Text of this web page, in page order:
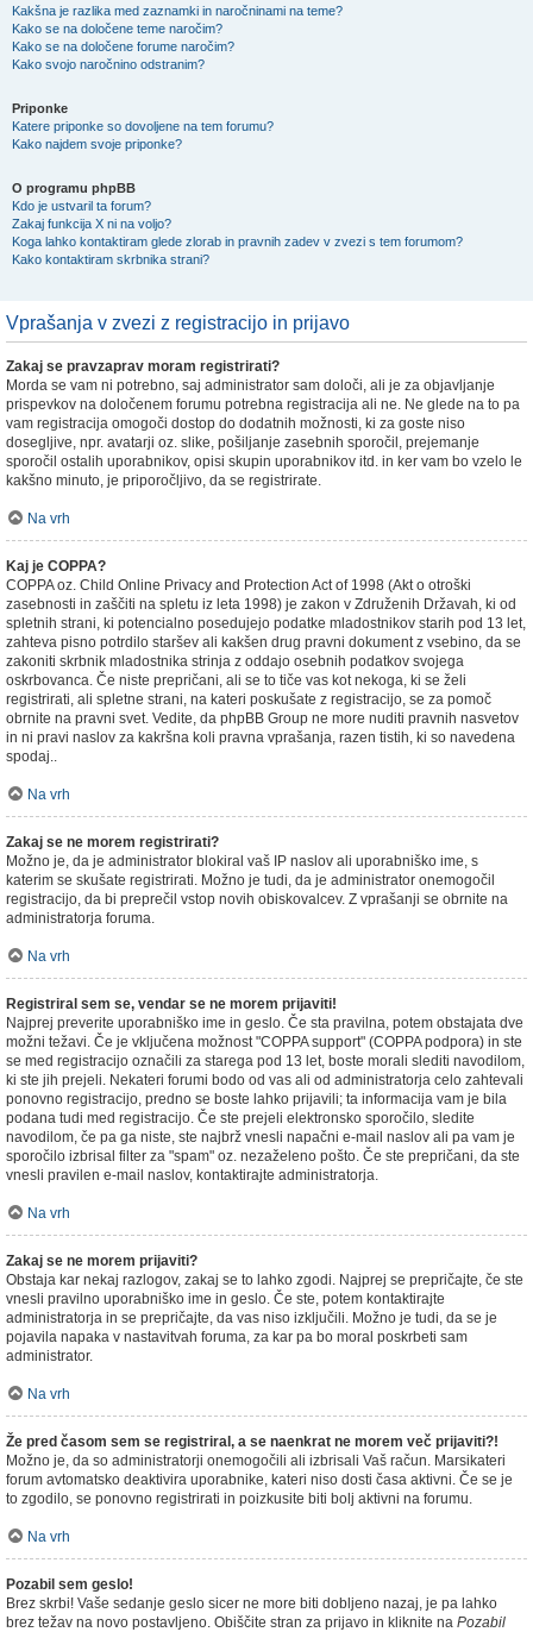
Kakšna je razlika med zaznamki in naročninami na teme?
Kako se na določene teme naročim?
Kako se na določene forume naročim?
Kako svojo naročnino odstranim?
Priponke
Katere priponke so dovoljene na tem forumu?
Kako najdem svoje priponke?
O programu phpBB
Kdo je ustvaril ta forum?
Zakaj funkcija X ni na voljo?
Koga lahko kontaktiram glede zlorab in pravnih zadev v zvezi s tem forumom?
Kako kontaktiram skrbnika strani?
Vprašanja v zvezi z registracijo in prijavo
Zakaj se pravzaprav moram registrirati?
Morda se vam ni potrebno, saj administrator sam določi, ali je za objavljanje
prispevkov na določenem forumu potrebna registracija ali ne. Ne glede na to pa
vam registracija omogoči dostop do dodatnih možnosti, ki za goste niso
dosegljive, npr. avatarji oz. slike, pošiljanje zasebnih sporočil, prejemanje
sporočil ostalih uporabnikov, opisi skupin uporabnikov itd. in ker vam bo vzelo le
kakšno minuto, je priporočljivo, da se registrirate.
Na vrh
Kaj je COPPA?
COPPA oz. Child Online Privacy and Protection Act of 1998 (Akt o otroški
zasebnosti in zaščiti na spletu iz leta 1998) je zakon v Združenih Državah, ki od
spletnih strani, ki potencialno posedujejo podatke mladostnikov starih pod 13 let,
zahteva pisno potrdilo staršev ali kakšen drug pravni dokument z vsebino, da se
zakoniti skrbnik mladostnika strinja z oddajo osebnih podatkov svojega
oskrbovanca. Če niste prepričani, ali se to tiče vas kot nekoga, ki se želi
registrirati, ali spletne strani, na kateri poskušate z registracijo, se za pomoč
obrnite na pravni svet. Vedite, da phpBB Group ne more nuditi pravnih nasvetov
in ni pravi naslov za kakršna koli pravna vprašanja, razen tistih, ki so navedena
spodaj..
Na vrh
Zakaj se ne morem registrirati?
Možno je, da je administrator blokiral vaš IP naslov ali uporabniško ime, s
katerim se skušate registrirati. Možno je tudi, da je administrator onemogočil
registracijo, da bi preprečil vstop novih obiskovalcev. Z vprašanji se obrnite na
administratorja foruma.
Na vrh
Registriral sem se, vendar se ne morem prijaviti!
Najprej preverite uporabniško ime in geslo. Če sta pravilna, potem obstajata dve
možni težavi. Če je vključena možnost "COPPA support" (COPPA podpora) in ste
se med registracijo označili za starega pod 13 let, boste morali slediti navodilom,
ki ste jih prejeli. Nekateri forumi bodo od vas ali od administratorja celo zahtevali
ponovno registracijo, predno se boste lahko prijavili; ta informacija vam je bila
podana tudi med registracijo. Če ste prejeli elektronsko sporočilo, sledite
navodilom, če pa ga niste, ste najbrž vnesli napačni e-mail naslov ali pa vam je
sporočilo izbrisal filter za "spam" oz. nezaželeno pošto. Če ste prepričani, da ste
vnesli pravilen e-mail naslov, kontaktirajte administratorja.
Na vrh
Zakaj se ne morem prijaviti?
Obstaja kar nekaj razlogov, zakaj se to lahko zgodi. Najprej se prepričajte, če ste
vnesli pravilno uporabniško ime in geslo. Če ste, potem kontaktirajte
administratorja in se prepričajte, da vas niso izključili. Možno je tudi, da se je
pojavila napaka v nastavitvah foruma, za kar pa bo moral poskrbeti sam
administrator.
Na vrh
Že pred časom sem se registriral, a se naenkrat ne morem več prijaviti?!
Možno je, da so administratorji onemogočili ali izbrisali Vaš račun. Marsikateri
forum avtomatsko deaktivira uporabnike, kateri niso dosti časa aktivni. Če se je
to zgodilo, se ponovno registrirati in poizkusite biti bolj aktivni na forumu.
Na vrh
Pozabil sem geslo!
Brez skrbi! Vaše sedanje geslo sicer ne more biti dobljeno nazaj, je pa lahko
brez težav na novo postavljeno. Obiščite stran za prijavo in kliknite na Pozabil